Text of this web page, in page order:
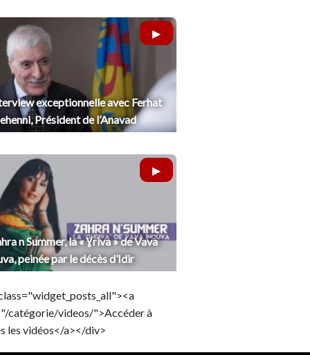
exceptionnelle avec Ferhat
Président de l’Anavad
n Summer, la « Ɣriva » de Vava
peinée par le décès d’Idir
catégorie/videos/">Accéder à
les vidéos</a></div>